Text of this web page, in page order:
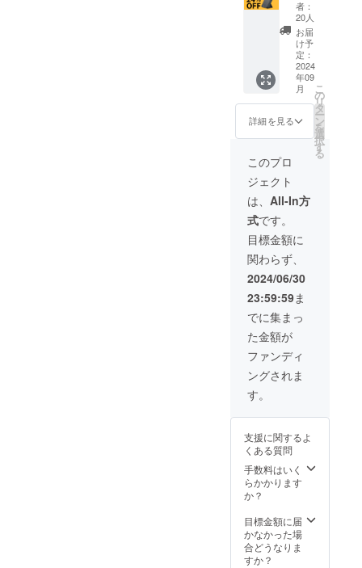
子が変
形、ま
たは破
損する
恐れが
ござい
ます。
※商品の
色はモ
ニター
の具合
で実物
と若干
異なる
場合が
ござい
ます。
予めご
了承下
さい。
※デザイ
ン、仕
様等に
つきま
して
は、予
告なく
変更す
る場合
す。予
承下さ
い。 ※
複数店
舗を運
営して
すた
め、ご
注文の
入れ違
録番号
の記載
のある
インボ
イスが
必要な
場合
は、
IREメッ
セージ
行者に
直接お
問い合
わせく
ださ
い）
況、製
造工程
上の都
合等に
より出
荷時期
が遅れ
る場合
ます。
※適格請
行事業
者登録
番号：
あり
（適格
請求書
発行事
業者登
録番号
の記載
のある
インボ
イスが
必要な
場合
は、
CAMPF
IREメッ
行者に
直接お
問い合
わせく
ださ
い）
により
量産効
率が向
上した
場合、
正規販
売価格
が販売
格より
下がる
もござ
いま
す。 ※
ご注文
使用部
材の供
給状
況、製
造工程
上の都
合等に
より出
荷時期
が遅れ
る場合
があり
ます。
行事業
者登録
番号：
あり
（適格
請求書
録番号
の記載
のある
より出
荷時期
が遅れ
ること
がござ
いま
す。 ※
デザイ
ン・仕
様は変
性もご
す。ご
了承く
い。 ※
皆様の
ご支援
により
量産効
上した
場合、
正規販
売価格
が販売
予定価
格より
もござ
いま
す。 ※
ご注文
状況、
使用部
況、製
造工程
上の都
×1 ・
【購入
特典】
MagSaf
e互換ス
テッ
カー×1
※ リ
ターン
価格は
込みの
価格で
す。 ※
ご注文
状況製
造工程
上の都
合等に
より出
荷時期
が遅れ
ること
がござ
いま
す。 ※
デザイ
ン・仕
様は変
性もご
ざいま
す。ご
了承く
ださ
い。 ※
により
量産効
率が向
より
24%OF
F ※日本
語取扱
説明書
及び商
品到着
後1ヶ月
間の交
換保証
付き ・
スタン
ド型モ
バイル
バッテ
リー
「Mag
Stand
Mini」
×1 ・
【購入
特典】
MagSaf
e互換ス
テッ
カー×1
※ リ
ターン
価格は
込みの
す。 ※
ご注文
状況製
造工程
上の都
より出
荷時期
が遅れ
ること
者：
20人
お届
け予
定：
2024
年09
月
詳細を見る
こ
の
リ
タ
ー
ン
を
選
択
す
る
このプロ
ジェクト
は、 All-In方
式です。
目標金額に
関わらず、
2024/06/30
23:59:59ま
でに集まっ
た金額が
ファンディ
ングされま
す。
支援に関するよ
くある質問
手数料はいく
らかかります
か？
目標金額に届
かなかった場
合どうなりま
すか？